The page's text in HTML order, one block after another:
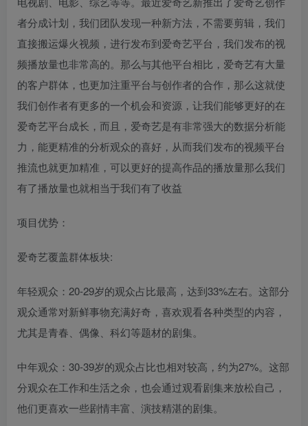
者分成计划，我们团队发现一种新方法，不需要剪辑，我们
直接搬运爆火视频，进行发布到爱奇艺平台，我们发布的视
频播放量也非常高的。那么与其他平台相比，爱奇艺有大量
的客户群体，也更加注重平台与创作者的合作，那么这就使
我们创作者有更多的一个机会和资源，让我们能够更好的在
爱奇艺平台成长，而且，爱奇艺是有非常强大的数据分析能
力，能更精准的分析观众的喜好，从而我们发布的视频平台
推流也就更加精准，可以更好的提高作品的播放量那么我们
有了播放量也就相当于我们有了收益
项目优势：
爱奇艺覆盖群体板块:
年轻观众：20-29岁的观众占比最高，达到33%左右。这部分
观众通常对新鲜事物充满好奇，喜欢观看各种类型的内容，
尤其是青春、偶像、科幻等题材的剧集。
中年观众：30-39岁的观众占比也相对较高，约为27%。这部
分观众在工作和生活之余，也会通过观看剧集来放松自己，
他们更喜欢一些剧情丰富、演技精湛的剧集。